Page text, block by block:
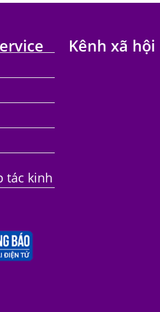
tác kinh
Kênh xã hội